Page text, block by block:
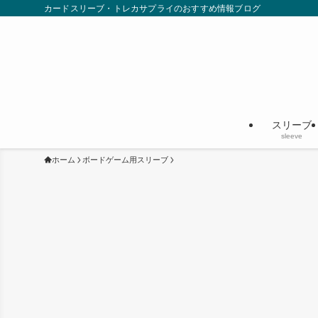
カードスリーブ・トレカサプライのおすすめ情報ブログ
スリーブ
sleeve
ホーム ボードゲーム用スリーブ